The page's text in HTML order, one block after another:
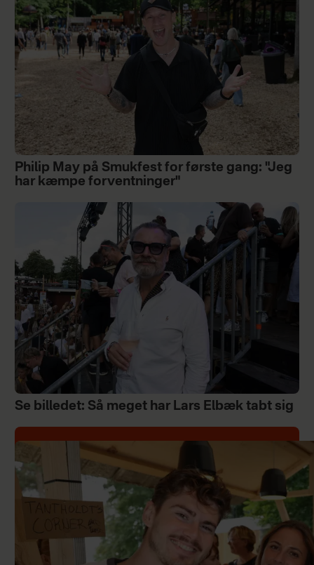
Philip May på Smukfest for første gang: "Jeg
har kæmpe forventninger"
Se billedet: Så meget har Lars Elbæk tabt sig